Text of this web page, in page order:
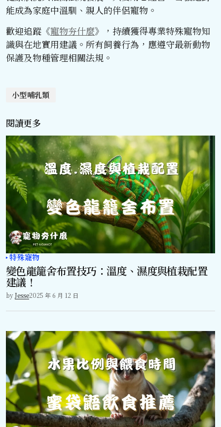
能成為家庭中溫馴、親人的伴侶寵物。
歡迎追蹤《寵物夯什麼》，持續獲得專業特殊寵物知
識與在地實用建議。所有飼養行為，應遵守最新動物
保護及物種管理相關法規。
小型哺乳類
閱讀更多
特殊寵物
變色龍籠舍布置技巧：溫度、濕度與植栽配置
建議！
byJesse2025 年 6 月 12 日